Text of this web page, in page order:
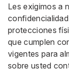
Les exigimos a
protecciones
que cumplen
vigentes para
sobre usted